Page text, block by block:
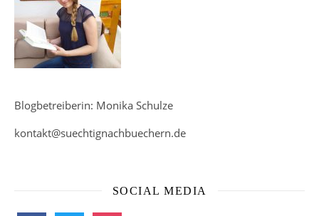
Blogbetreiberin: Monika Schulze
kontakt@suechtignachbuechern.de
SOCIAL MEDIA